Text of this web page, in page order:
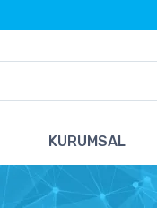
KURUMSAL